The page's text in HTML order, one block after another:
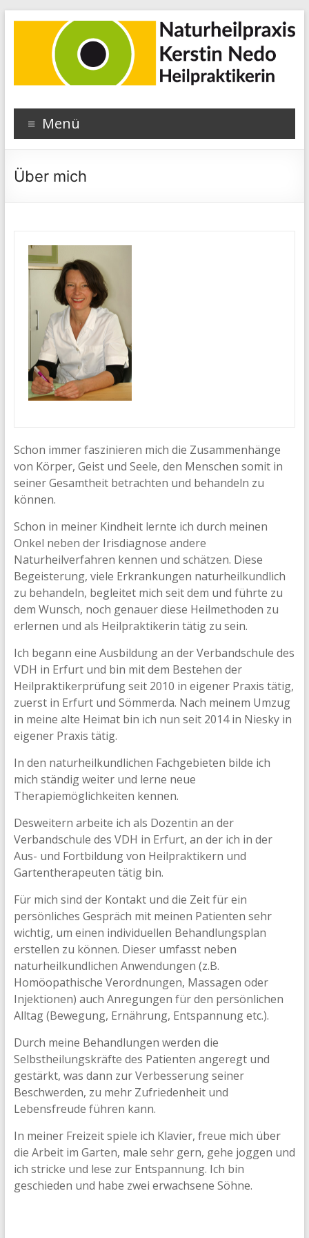
Menü
Über mich
Schon immer faszinieren mich die Zusammenhänge
von Körper, Geist und Seele, den Menschen somit in
seiner Gesamtheit betrachten und behandeln zu
können.
Schon in meiner Kindheit lernte ich durch meinen
Onkel neben der Irisdiagnose andere
Naturheilverfahren kennen und schätzen. Diese
Begeisterung, viele Erkrankungen naturheilkundlich
zu behandeln, begleitet mich seit dem und führte zu
dem Wunsch, noch genauer diese Heilmethoden zu
erlernen und als Heilpraktikerin tätig zu sein.
Ich begann eine Ausbildung an der Verbandschule des
VDH in Erfurt und bin mit dem Bestehen der
Heilpraktikerprüfung seit 2010 in eigener Praxis tätig,
zuerst in Erfurt und Sömmerda. Nach meinem Umzug
in meine alte Heimat bin ich nun seit 2014 in Niesky in
eigener Praxis tätig.
In den naturheilkundlichen Fachgebieten bilde ich
mich ständig weiter und lerne neue
Therapiemöglichkeiten kennen.
Desweitern arbeite ich als Dozentin an der
Verbandschule des VDH in Erfurt, an der ich in der
Aus- und Fortbildung von Heilpraktikern und
Gartentherapeuten tätig bin.
Für mich sind der Kontakt und die Zeit für ein
persönliches Gespräch mit meinen Patienten sehr
wichtig, um einen individuellen Behandlungsplan
erstellen zu können. Dieser umfasst neben
naturheilkundlichen Anwendungen (z.B.
Homöopathische Verordnungen, Massagen oder
Injektionen) auch Anregungen für den persönlichen
Alltag (Bewegung, Ernährung, Entspannung etc.).
Durch meine Behandlungen werden die
Selbstheilungskräfte des Patienten angeregt und
gestärkt, was dann zur Verbesserung seiner
Beschwerden, zu mehr Zufriedenheit und
Lebensfreude führen kann.
In meiner Freizeit spiele ich Klavier, freue mich über
die Arbeit im Garten, male sehr gern, gehe joggen und
ich stricke und lese zur Entspannung. Ich bin
geschieden und habe zwei erwachsene Söhne.